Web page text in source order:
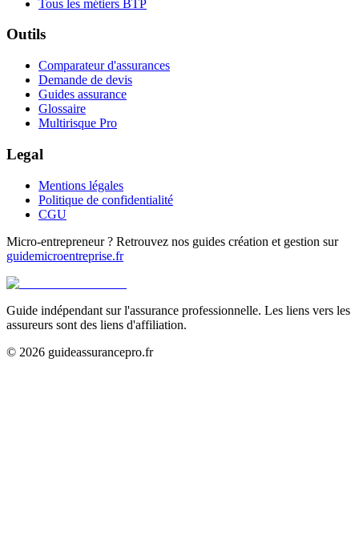
Tous les métiers BTP
Outils
Comparateur d'assurances
Demande de devis
Guides assurance
Glossaire
Multirisque Pro
Legal
Mentions légales
Politique de confidentialité
CGU
Micro-entrepreneur ? Retrouvez nos guides création et gestion sur
guidemicroentreprise.fr
Guide indépendant sur l'assurance professionnelle. Les liens vers les
assureurs sont des liens d'affiliation.
© 2026 guideassurancepro.fr